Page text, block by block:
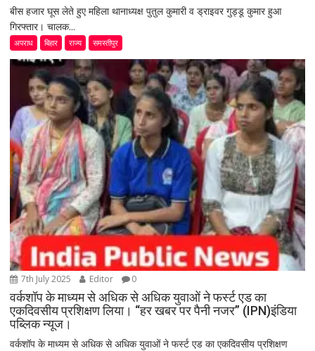
बीस हजार घूस लेते हुए महिला थानाध्यक्ष पुतुल कुमारी व ड्राइवर गुड्डू कुमार हुआ
गिरफ्तार। चालक...
अपराध बिहार राज्य समस्तीपुर
7th July 2025 Editor 0
वर्कशॉप के माध्यम से अधिक से अधिक युवाओं ने फर्स्ट एड का
एकदिवसीय प्रशिक्षण लिया। “हर खबर पर पैनी नजर” (IPN)इंडिया
पब्लिक न्यूज।
वर्कशॉप के माध्यम से अधिक से अधिक युवाओं ने फर्स्ट एड का एकदिवसीय प्रशिक्षण